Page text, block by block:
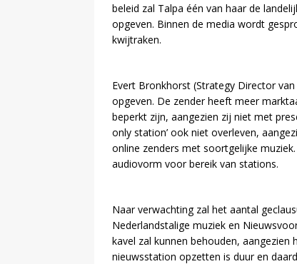
beleid zal Talpa één van haar de
opgeven. Binnen de media wordt
kwijtraken.
Evert Bronkhorst (Strategy Director van
opgeven. De zender heeft meer
beperkt zijn, aangezien zij niet met
only station’ ook niet overleven,
online zenders met soortgelijke
audiovorm voor bereik van stations.
Naar verwachting zal het aantal
Nederlandstalige muziek en
kavel zal kunnen behouden,
nieuwsstation opzetten is duur en